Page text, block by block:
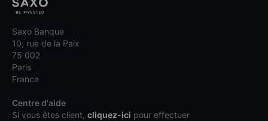
Saxo Banque
10, rue de la Paix
75 002
Paris
France
Centre d'aide
Si vous êtes client, cliquez-ici pour effectuer